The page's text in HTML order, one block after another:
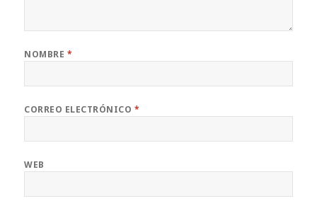
NOMBRE *
CORREO ELECTRÓNICO *
WEB